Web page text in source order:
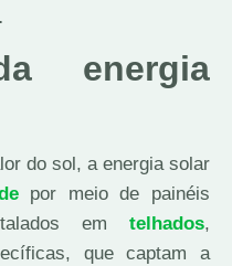
energia
do sol, a energia solar
por meio de painéis
em telhados,
que captam a